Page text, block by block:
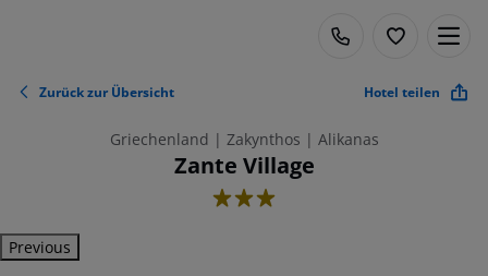
Zurück zur Übersicht Hotel teilen
Griechenland | Zakynthos | Alikanas
Zante Village
3
Previous